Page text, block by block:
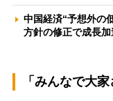
中国経済“予想外の
方針の修正で成長
「みんなで大